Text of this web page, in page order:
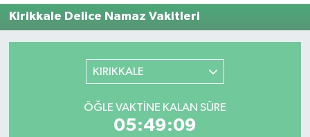
Kirikkale Delice Namaz Vakitleri
KIRIKKALE
ÖĞLE VAKTINE KALAN SÜRE
05:49:09
GÜNDEM
EKONOMİ
KÜLTÜR - SANAT
Hava Durumu
Süper Lig Puan Durumu ve Fikstür
Tüm Manşetler